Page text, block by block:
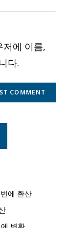
저에 이름,
다.
에 환산
변환